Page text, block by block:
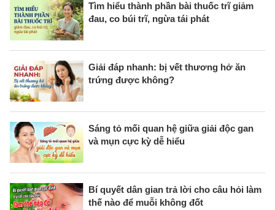
Tìm hiểu thành phần bài thuốc trĩ giảm
đau, co búi trĩ, ngừa tái phát
Giải đáp nhanh: bị vết thương hở ăn
trứng được không?
Sáng tỏ mối quan hệ giữa giải độc gan
và mụn cực kỳ dễ hiểu
Bí quyết dân gian trả lời cho câu hỏi làm
thế nào để muỗi không đốt